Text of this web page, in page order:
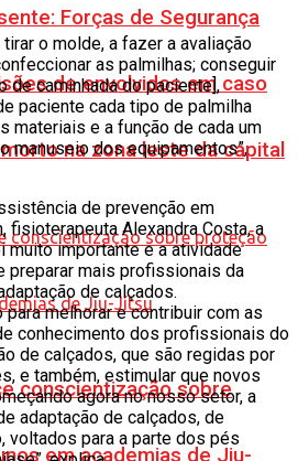
Forças de Segurança
de envolvidos em caso
na zona leste da capital
conscientização sobre
em academias de Jiu-
o molde, a fazer a avaliação
as palmilhas; conseguir
de caminhada do paciente],
paciente cada tipo de palmilha
materiais e a função de cada um
manuseio dos equipamentos”,
de prevenção em
fisioterapeuta Alexandra Costa, a
muito importante e a atividade
preparar mais profissionais da
de calçados.
melhorar e contribuir com as
conhecimento dos profissionais do
de calçados, que são regidas por
e também, estimular que novos
agora no nosso setor, a
adaptação de calçados, de
voltados para a parte dos pés